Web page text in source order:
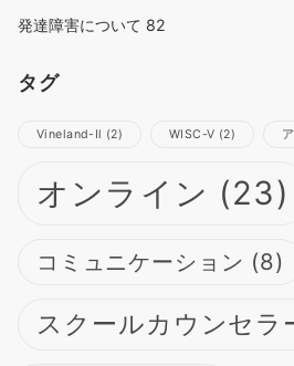
発達障害について 82
タグ
Vineland-Ⅱ (2) WISC-Ⅴ (2)
オンライン (23)
コミュニケーション (8)
スクールカウンセラ